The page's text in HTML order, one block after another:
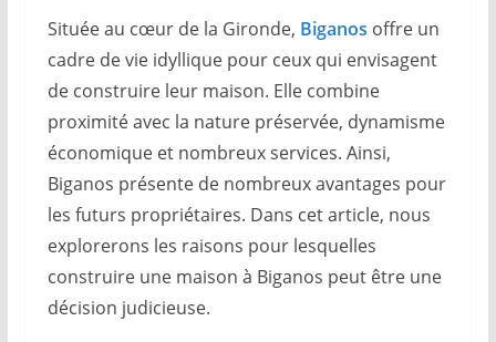
Située au cœur de la Gironde, Biganos offre un
cadre de vie idyllique pour ceux qui envisagent
de construire leur maison. Elle combine
proximité avec la nature préservée, dynamisme
économique et nombreux services. Ainsi,
Biganos présente de nombreux avantages pour
les futurs propriétaires. Dans cet article, nous
explorerons les raisons pour lesquelles
construire une maison à Biganos peut être une
décision judicieuse.